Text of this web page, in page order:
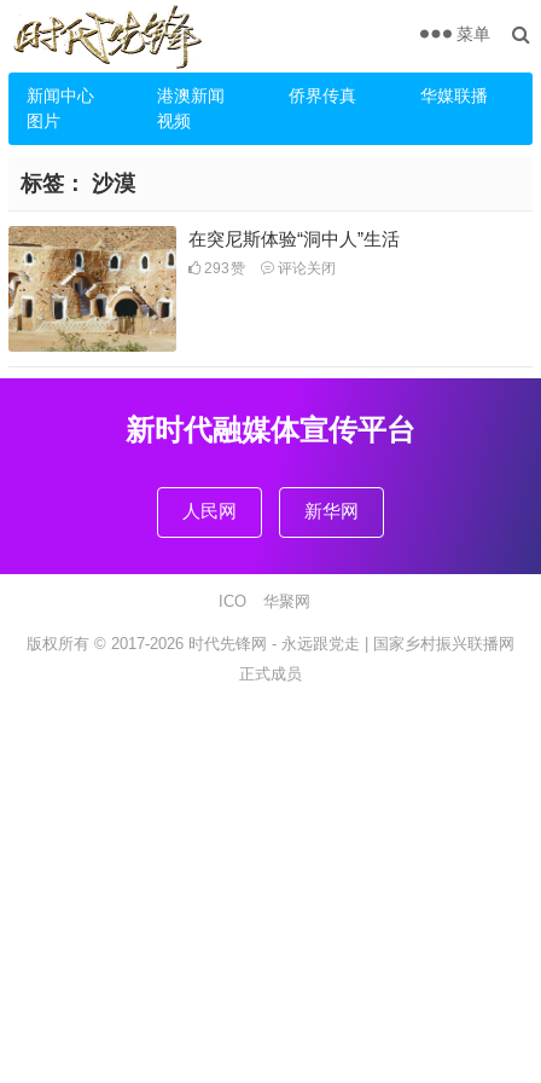
新闻中心 港澳新闻 侨界传真
华媒联播
图片
视频
菜单
标签： 沙漠
在突尼斯体验“洞中人”生活
293赞 评论关闭
新时代融媒体宣传平台
人民网 新华网
ICO 华聚网
版权所有 © 2017-2026 时代先锋网 - 永远跟党走 |
国家乡村振兴联播网
正式成员